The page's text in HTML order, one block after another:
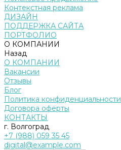
Контекстная реклама
ДИЗАЙН
ПОДДЕРЖКА САЙТА
ПОРТФОЛИО
О КОМПАНИИ
Назад
О КОМПАНИИ
Вакансии
Отзывы
Блог
Политика конфиденциальности
Договора оферты
КОНТАКТЫ
г. Волгоград
+7 (988) 059 35 45
digital@example.com